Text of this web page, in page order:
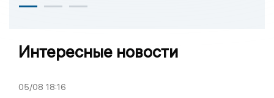
Интересные новости
05/08 18:16